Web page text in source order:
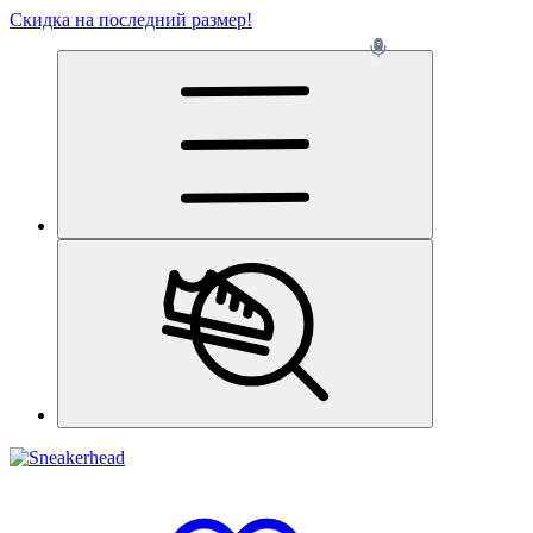
Скидка на последний размер!